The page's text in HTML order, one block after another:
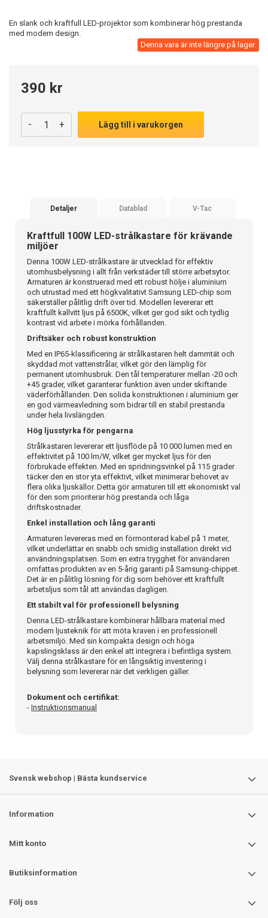
En slank och kraftfull LED-projektor som kombinerar hög prestanda
med modern design.
Denna vara är inte längre på lager.
390 kr
- + Lägg till i varukorgen
Detaljer Datablad V-Tac
Kraftfull 100W LED-strålkastare för krävande
miljöer
Denna 100W LED-strålkastare är utvecklad för effektiv
utomhusbelysning i allt från verkstäder till större arbetsytor.
Armaturen är konstruerad med ett robust hölje i aluminium
och utrustad med ett högkvalitativt Samsung LED-chip som
säkerställer pålitlig drift över tid. Modellen levererar ett
kraftfullt kallvitt ljus på 6500K, vilket ger god sikt och tydlig
kontrast vid arbete i mörka förhållanden.
Driftsäker och robust konstruktion
Med en IP65-klassificering är strålkastaren helt dammtät och
skyddad mot vattenstrålar, vilket gör den lämplig för
permanent utomhusbruk. Den tål temperaturer mellan -20 och
+45 grader, vilket garanterar funktion även under skiftande
väderförhållanden. Den solida konstruktionen i aluminium ger
en god värmeavledning som bidrar till en stabil prestanda
under hela livslängden.
Hög ljusstyrka för pengarna
Strålkastaren levererar ett ljusflöde på 10 000 lumen med en
effektivitet på 100 lm/W, vilket ger mycket ljus för den
förbrukade effekten. Med en spridningsvinkel på 115 grader
täcker den en stor yta effektivt, vilket minimerar behovet av
flera olika ljuskällor. Detta gör armaturen till ett ekonomiskt val
för den som prioriterar hög prestanda och låga
driftskostnader.
Enkel installation och lång garanti
Armaturen levereras med en förmonterad kabel på 1 meter,
vilket underlättar en snabb och smidig installation direkt vid
användningsplatsen. Som en extra trygghet för användaren
omfattas produkten av en 5-årig garanti på Samsung-chippet.
Det är en pålitlig lösning för dig som behöver ett kraftfullt
arbetsljus som tål att användas dagligen.
Ett stabilt val för professionell belysning
Denna LED-strålkastare kombinerar hållbara material med
modern ljusteknik för att möta kraven i en professionell
arbetsmiljö. Med sin kompakta design och höga
kapslingsklass är den enkel att integrera i befintliga system.
Välj denna strålkastare för en långsiktig investering i
belysning som levererar när det verkligen gäller.
Dokument och certifikat:
- Instruktionsmanual
Svensk webshop | Bästa kundservice
Information
Mitt konto
Butiksinformation
Följ oss